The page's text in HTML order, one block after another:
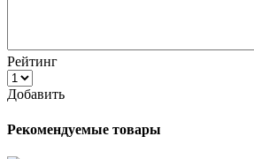
Рейтинг
Добавить
Рекомендуемые товары